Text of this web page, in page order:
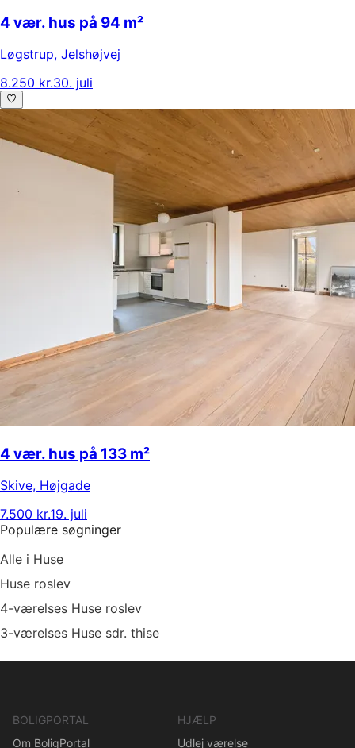
4 vær. hus på 94 m²
Løgstrup, Jelshøjvej
8.250 kr.30. juli
4 vær. hus på 133 m²
Skive, Højgade
7.500 kr.19. juli
Populære søgninger
Alle i Huse
Huse roslev
4-værelses Huse roslev
3-værelses Huse sdr. thise
BOLIGPORTAL
Om BoligPortal
HJÆLP
Udlej værelse